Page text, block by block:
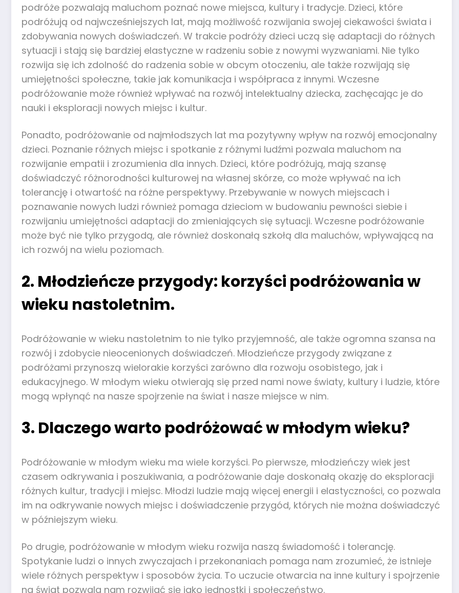
podróże pozwalają maluchom poznać nowe miejsca, kultury i tradycje. Dzieci, które
podróżują od najwcześniejszych lat, mają możliwość rozwijania swojej ciekawości świata i
zdobywania nowych doświadczeń. W trakcie podróży dzieci uczą się adaptacji do różnych
sytuacji i stają się bardziej elastyczne w radzeniu sobie z nowymi wyzwaniami. Nie tylko
rozwija się ich zdolność do radzenia sobie w obcym otoczeniu, ale także rozwijają się
umiejętności społeczne, takie jak komunikacja i współpraca z innymi. Wczesne
podróżowanie może również wpływać na rozwój intelektualny dziecka, zachęcając je do
nauki i eksploracji nowych miejsc i kultur.
Ponadto, podróżowanie od najmłodszych lat ma pozytywny wpływ na rozwój emocjonalny
dzieci. Poznanie różnych miejsc i spotkanie z różnymi ludźmi pozwala maluchom na
rozwijanie empatii i zrozumienia dla innych. Dzieci, które podróżują, mają szansę
doświadczyć różnorodności kulturowej na własnej skórze, co może wpływać na ich
tolerancję i otwartość na różne perspektywy. Przebywanie w nowych miejscach i
poznawanie nowych ludzi również pomaga dzieciom w budowaniu pewności siebie i
rozwijaniu umiejętności adaptacji do zmieniających się sytuacji. Wczesne podróżowanie
może być nie tylko przygodą, ale również doskonałą szkołą dla maluchów, wpływającą na
ich rozwój na wielu poziomach.
2. Młodzieńcze przygody: korzyści podróżowania w
wieku nastoletnim.
Podróżowanie w wieku nastoletnim to nie tylko przyjemność, ale także ogromna szansa na
rozwój i zdobycie nieocenionych doświadczeń. Młodzieńcze przygody związane z
podróżami przynoszą wielorakie korzyści zarówno dla rozwoju osobistego, jak i
edukacyjnego. W młodym wieku otwierają się przed nami nowe światy, kultury i ludzie, które
mogą wpłynąć na nasze spojrzenie na świat i nasze miejsce w nim.
3. Dlaczego warto podróżować w młodym wieku?
Podróżowanie w młodym wieku ma wiele korzyści. Po pierwsze, młodzieńczy wiek jest
czasem odkrywania i poszukiwania, a podróżowanie daje doskonałą okazję do eksploracji
różnych kultur, tradycji i miejsc. Młodzi ludzie mają więcej energii i elastyczności, co pozwala
im na odkrywanie nowych miejsc i doświadczenie przygód, których nie można doświadczyć
w późniejszym wieku.
Po drugie, podróżowanie w młodym wieku rozwija naszą świadomość i tolerancję.
Spotykanie ludzi o innych zwyczajach i przekonaniach pomaga nam zrozumieć, że istnieje
wiele różnych perspektyw i sposobów życia. To uczucie otwarcia na inne kultury i spojrzenie
na świat pozwala nam rozwijać się jako jednostki i społeczeństwo.